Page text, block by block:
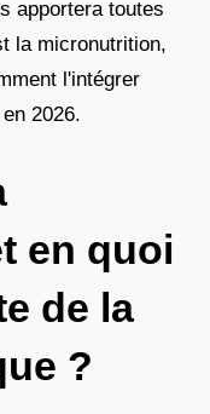
apportera toutes
la micronutrition,
l'intégrer
2026.
en quoi
de la
?